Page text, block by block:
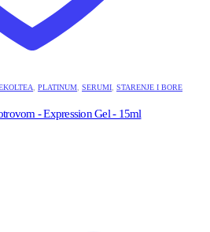
PLATINUM SERUMI STARENJE I BORE
- Expression Gel - 15ml